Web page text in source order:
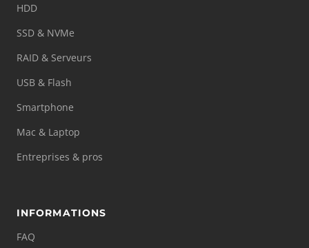
HDD
SSD & NVMe
RAID & Serveurs
USB & Flash
Smartphone
Mac & Laptop
Entreprises & pros
INFORMATIONS
FAQ